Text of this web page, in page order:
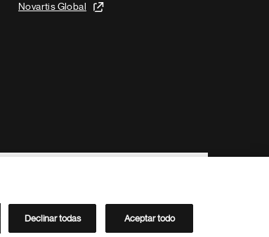
Novartis Global
Directorio de Novartis
Declinar todas Aceptar todo